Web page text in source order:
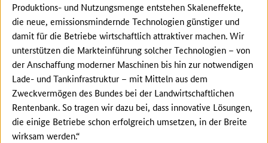
Produktions- und Nutzungsmenge entstehen Skaleneffekte,
die neue, emissionsmindernde Technologien günstiger und
damit für die Betriebe wirtschaftlich attraktiver machen. Wir
unterstützen die Markteinführung solcher Technologien – von
der Anschaffung moderner Maschinen bis hin zur notwendigen
Lade- und Tankinfrastruktur – mit Mitteln aus dem
Zweckvermögen des Bundes bei der Landwirtschaftlichen
Rentenbank. So tragen wir dazu bei, dass innovative Lösungen,
die einige Betriebe schon erfolgreich umsetzen, in der Breite
wirksam werden.“